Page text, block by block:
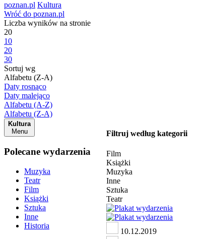
poznan.pl Kultura
Wróć do poznan.pl
Liczba wyników na stronie
20
10
20
30
Sortuj wg
Alfabetu (Z-A)
Daty rosnąco
Daty malejąco
Alfabetu (A-Z)
Alfabetu (Z-A)
Kultura
Menu
Polecane wydarzenia
Muzyka
Teatr
Film
Książki
Sztuka
Inne
Historia
Filtruj według kategorii
Film
Książki
Muzyka
Inne
Sztuka
Teatr
10.12.2019